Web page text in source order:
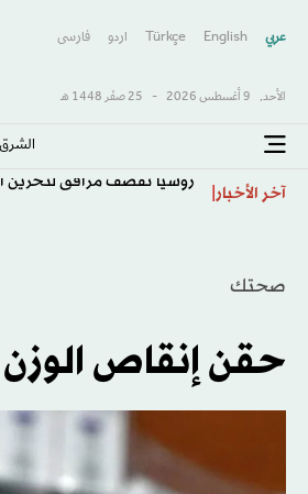
عربي English
Türkçe اردو فارسى
الأحد, 9 أغسطس 2026 - 25 صفَر 1448 هـ
آخر الأخبار روسيا تقصف مرافق لتخزين
صحتك
حقن إنقاص الوزن